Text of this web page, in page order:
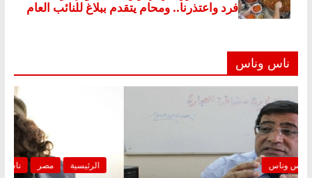
ناس وناس
الرئيسية مصر